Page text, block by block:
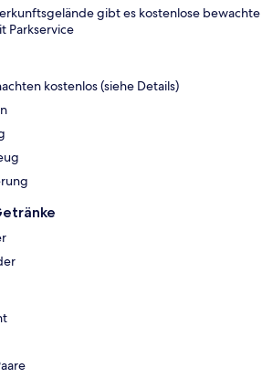
gibt es kostenlose bewachte
Parkservice
kostenlos (siehe Details)